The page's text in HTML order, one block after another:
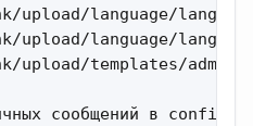
upload/language/
upload/language/
upload/templates/
сообщений в